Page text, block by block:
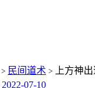
> 民间道术 > 上方神
2022-07-10